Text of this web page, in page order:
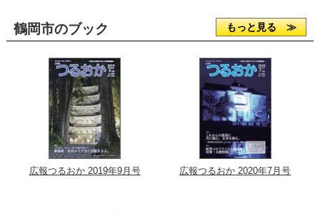
鶴岡市のブック もっと見る ≫
広報つるおか 2019年9月号 広報つるおか 2020年7月号